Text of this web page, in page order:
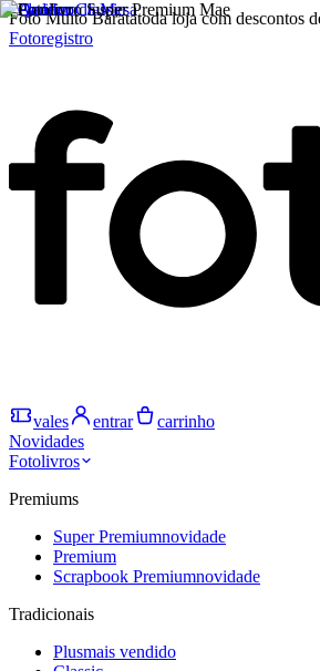
Foto Muito Baratatoda loja com descontos
Fotoregistro
vales entrar
carrinho
Novidades
Fotolivros
Premiums
Super Premiumnovidade
Premium
Scrapbook Premiumnovidade
Tradicionais
Plusmais vendido